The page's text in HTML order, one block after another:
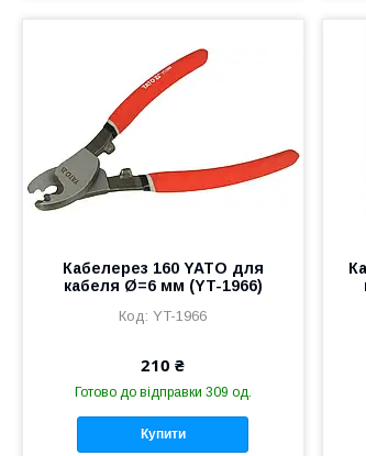
Кабелерез 160 YATO для
кабеля Ø=6 мм (YT-1966)
YT-1966
210 ₴
Готово до відправки 309 од.
Купити